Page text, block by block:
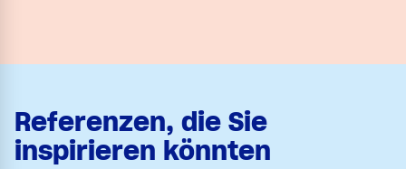
Referenzen, die Sie
inspirieren könnten